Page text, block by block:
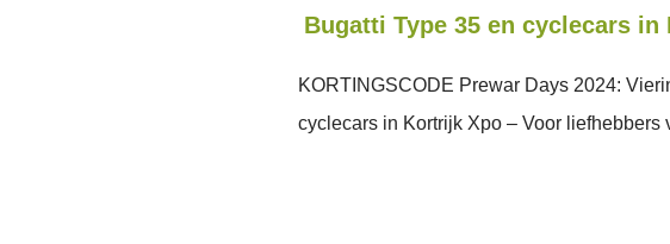
Bugatti Type 35 en cyclecars in
KORTINGSCODE Prewar Days 2024:
cyclecars in Kortrijk Xpo – Voor liefhebbers